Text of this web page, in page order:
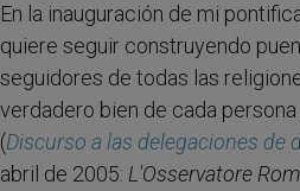
En la inauguración de mi
quiere seguir construyendo
seguidores de todas las
verdadero bien de cada
(Discurso a las delegaciones de
abril de 2005: L'Osservatore